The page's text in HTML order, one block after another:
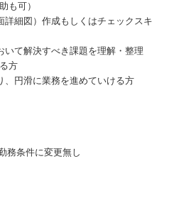
も可）
細図）作成もしくはチェックスキ
て解決すべき課題を理解・整理
方
、円滑に業務を進めていける方
務条件に変更無し